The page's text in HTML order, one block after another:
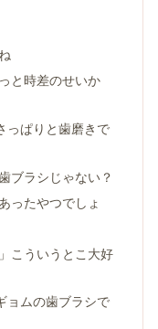
と時差のせいか
っぱりと歯磨きで
ブラシじゃない？
ったやつでしょ
こういうとこ大好
ョムの歯ブラシで